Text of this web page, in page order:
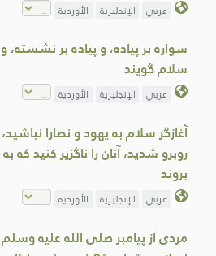
عربي الإنجليزية الأوردية
سواره بر پیاده، و پیاده بر
سلام گویند
عربي الإنجليزية الأوردية
آغازگر سلام به يهود و نصارا
روبرو شديد، آنان را ناگزير کنيد
بروند
عربي الإنجليزية الأوردية
مردی از پیامبر صلی الله علیه